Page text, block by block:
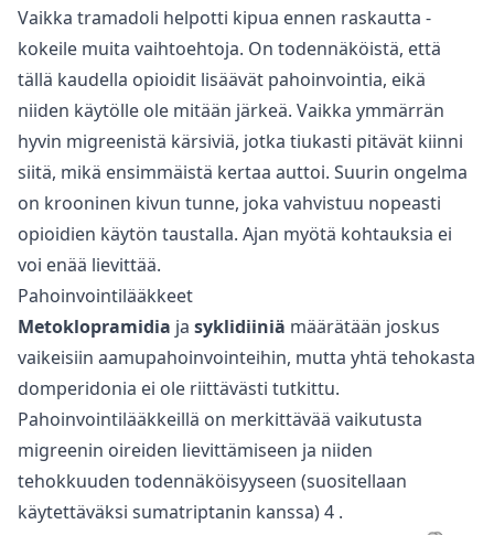
Vaikka tramadoli helpotti kipua ennen raskautta -
kokeile muita vaihtoehtoja. On todennäköistä, että
tällä kaudella opioidit lisäävät pahoinvointia, eikä
niiden käytölle ole mitään järkeä. Vaikka ymmärrän
hyvin migreenistä kärsiviä, jotka tiukasti pitävät kiinni
siitä, mikä ensimmäistä kertaa auttoi. Suurin ongelma
on krooninen kivun tunne, joka vahvistuu nopeasti
opioidien käytön taustalla. Ajan myötä kohtauksia ei
voi enää lievittää.
Pahoinvointilääkkeet
Metoklopramidia ja syklidiiniä määrätään joskus
vaikeisiin aamupahoinvointeihin, mutta yhtä tehokasta
domperidonia ei ole riittävästi tutkittu.
Pahoinvointilääkkeillä on merkittävää vaikutusta
migreenin oireiden lievittämiseen ja niiden
tehokkuuden todennäköisyyseen (suositellaan
käytettäväksi sumatriptanin kanssa)4 .